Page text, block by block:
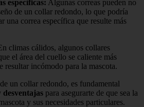
específicas: Algunas correas pueden no
de un collar redondo, lo que podría
una correa específica que resulte más
climas cálidos, algunos collares
el área del cuello se caliente más
resultar incómodo para la mascota.
un collar redondo, es fundamental
desventajas para asegurarte de que sea la
y sus necesidades particulares.